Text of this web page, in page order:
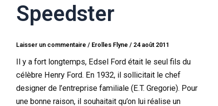
Speedster
Laisser un commentaire / Erolles Flyne/ 24 août 2011
Il y a fort longtemps, Edsel Ford était le seul fils du
célèbre Henry Ford. En 1932, il sollicitait le chef
designer de l’entreprise familiale (E.T. Gregorie). Pour
une bonne raison, il souhaitait qu’on lui réalise un